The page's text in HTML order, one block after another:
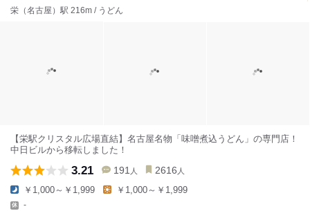
栄（名古屋）駅 216m / うどん
【栄駅クリスタル広場直結】名古屋名物「味噌煮込うどん」の専門店！
中日ビルから移転しました！
3.21 191 人 2616 人
￥1,000～￥1,999 ￥1,000～￥1,999
-